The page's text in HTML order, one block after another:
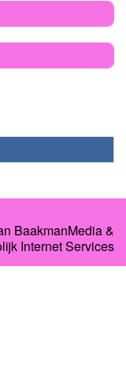
BaakmanMedia&
Internet Services